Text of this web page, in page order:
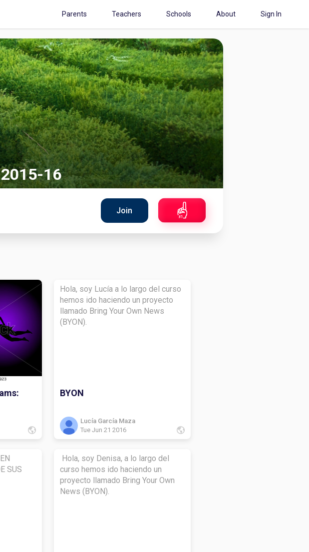
Parents Teachers Schools About Sign In
16
Join
Hola, soy Lucía a lo largo del curso
hemos ido haciendo un proyecto
llamado Bring Your Own News
(BYON).
BYON
Lucía García Maza
Tue Jun 21 2016
SUS
Hola, soy Denisa, a lo largo del
curso hemos ido haciendo un
proyecto llamado Bring Your Own
News (BYON).